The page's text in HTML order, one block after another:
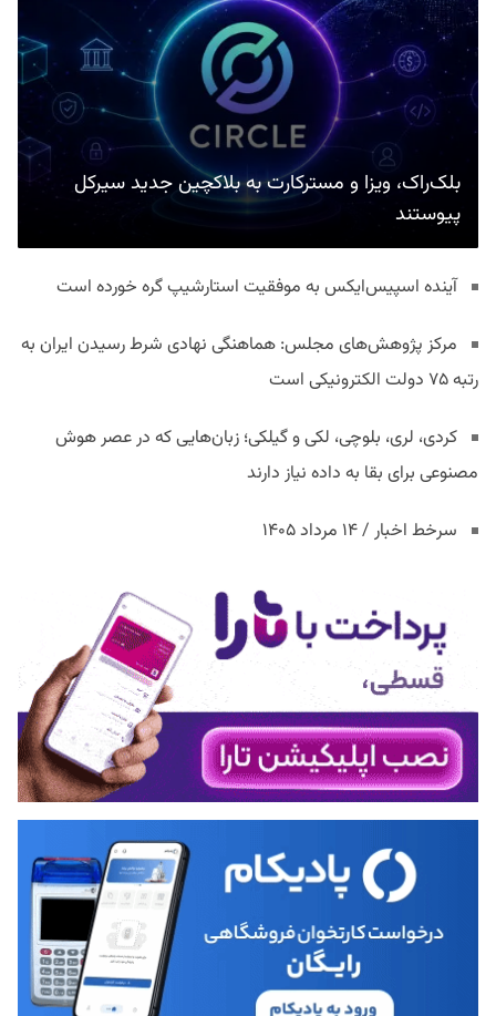
بلک‌راک، ویزا و مسترکارت به بلاکچین جدید سیرکل
پیوستند
آینده اسپیس‌ایکس به موفقیت استارشیپ گره خورده است
مرکز پژوهش‌های مجلس: هماهنگی نهادی شرط رسیدن ایران به
رتبه ۷۵ دولت الکترونیکی است
کردی، لری، بلوچی، لکی و گیلکی؛ زبان‌هایی که در عصر هوش
مصنوعی برای بقا به داده نیاز دارند
سرخط اخبار / ۱۴ مرداد ۱۴۰۵